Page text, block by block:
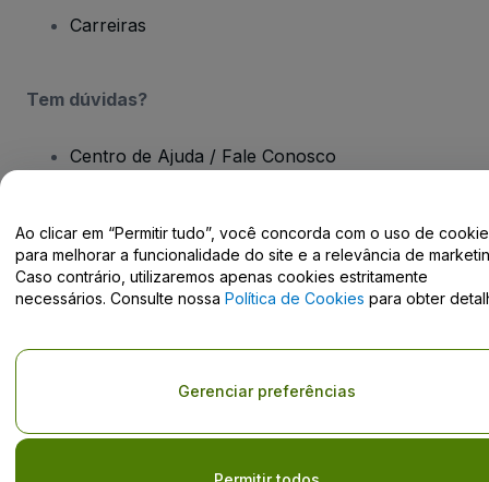
Carreiras
Tem dúvidas?
Centro de Ajuda / Fale Conosco
Direito Autoral © viagogo GmbH 2026 Detalhes da Empresa
O uso deste site constitui aceitação dosTermos e Condiçõese da
Do Not Share My Personal Information/Your Privacy Choices
Ao clicar em “Permitir tudo”, você concorda com o uso de
para melhorar a funcionalidade do site e a relevância de
Caso contrário, utilizaremos apenas cookies estritamente
necessários. Consulte nossa Política de Cookies para obter
Gerenciar preferências